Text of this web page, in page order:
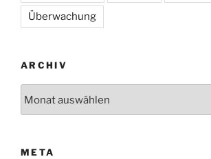
Überwachung
ARCHIV
META